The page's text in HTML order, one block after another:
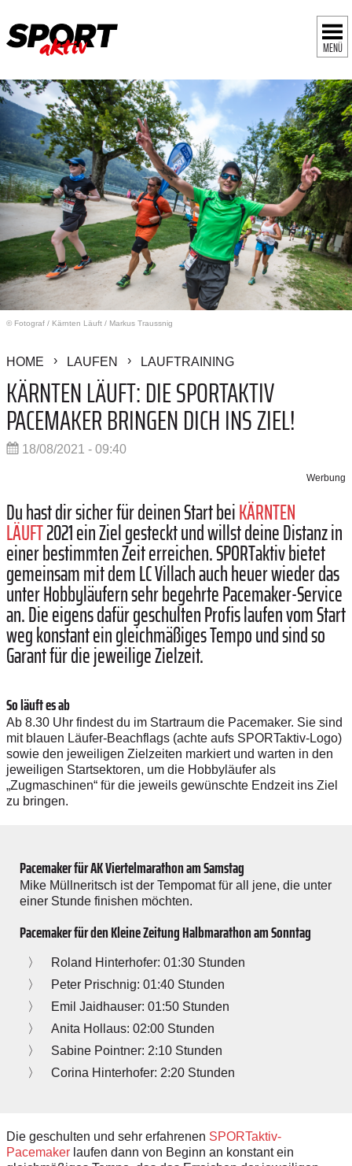
MENÜ
© Fotograf / Kärnten Läuft / Markus Traussnig
HOME LAUFEN LAUFTRAINING
KÄRNTEN LÄUFT: DIE SPORTAKTIV
PACEMAKER BRINGEN DICH INS ZIEL!
18/08/2021 - 09:40
Werbung
Du hast dir sicher für deinen Start beiKÄRNTEN
LÄUFT2021 ein Ziel gesteckt und willst deine Distanz in
einer bestimmten Zeit erreichen. SPORTaktiv bietet
gemeinsam mit dem LC Villach auch heuer wieder das
unter Hobbyläufern sehr begehrte Pacemaker-Service
an.Die eigens dafür geschulten Profis laufen vom Start
weg konstant ein gleichmäßiges Tempo und sind so
Garant für die jeweilige Zielzeit.
So läuft es ab
Ab 8.30 Uhr findest du im Startraum die Pacemaker. Sie sind
mit blauen Läufer-Beachflags (achte aufs SPORTaktiv-Logo)
sowie den jeweiligen Zielzeiten markiert und warten in den
jeweiligen Startsektoren, um die Hobbyläufer als
„Zugmaschinen“ für die jeweils gewünschte Endzeit ins Ziel
zu bringen.
Pacemaker für AK Viertelmarathon am Samstag
Mike Müllneritsch ist der Tempomat für all jene, die unter
einer Stunde finishen möchten.
Pacemaker für den Kleine Zeitung Halbmarathon am Sonntag
Roland Hinterhofer: 01:30 Stunden
Peter Prischnig: 01:40 Stunden
Emil Jaidhauser: 01:50 Stunden
Anita Hollaus: 02:00 Stunden
Sabine Pointner: 2:10 Stunden
Corina Hinterhofer: 2:20 Stunden
Die geschulten und sehr erfahrenen SPORTaktiv-
Pacemaker laufen dann von Beginn an konstant ein